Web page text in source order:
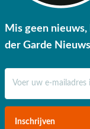
Mis geen
der Garde
Inschrijven